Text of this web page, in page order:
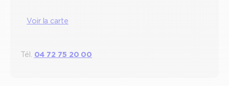
Voir la carte
Tél. 04 72 75 20 00